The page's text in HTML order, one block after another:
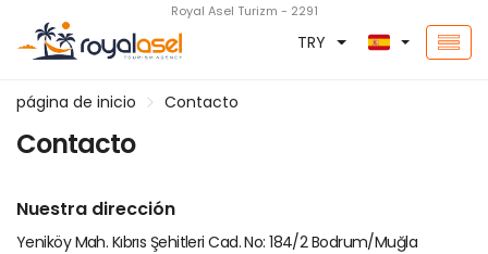
Royal Asel Turizm - 2291
TRY
página de inicio Contacto
Contacto
Nuestra dirección
Yeniköy Mah. Kıbrıs Şehitleri Cad. No: 184/2 Bodrum/Muğla